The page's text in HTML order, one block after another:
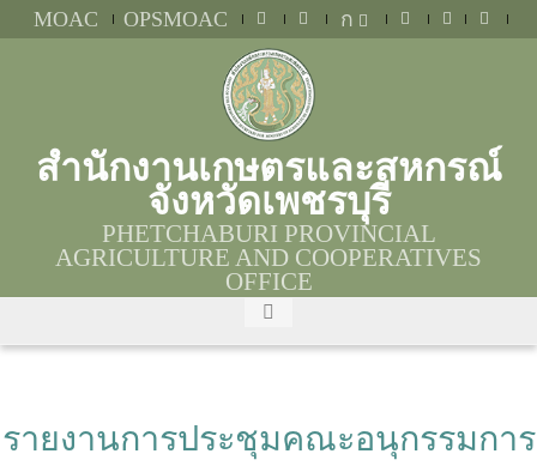
MOAC OPSMOAC ก
สำนักงานเกษตรและสหกรณ์
จังหวัดเพชรบุรี
PHETCHABURI PROVINCIAL
AGRICULTURE AND COOPERATIVES
OFFICE
รายงานการประชุมคณะอนุกรรมการ